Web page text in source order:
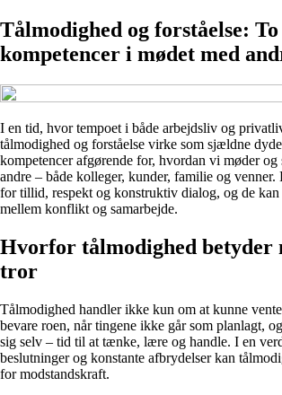
Tålmodighed og forståelse:
kompetencer i mødet med
I en tid, hvor tempoet i både arbejdsliv og
tålmodighed og forståelse virke som sjældne
kompetencer afgørende for, hvordan vi møder og
andre – både kolleger, kunder, familie og venner.
for tillid, respekt og konstruktiv dialog, og de
mellem konflikt og samarbejde.
Hvorfor tålmodighed betyder
tror
Tålmodighed handler ikke kun om at kunne
bevare roen, når tingene ikke går som planlagt,
sig selv – tid til at tænke, lære og handle. I en
beslutninger og konstante afbrydelser kan
for modstandskraft.